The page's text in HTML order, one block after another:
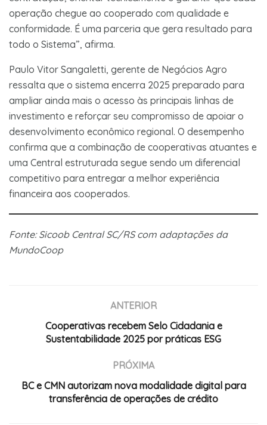
operação chegue ao cooperado com qualidade e
conformidade. É uma parceria que gera resultado para
todo o Sistema”, afirma.
Paulo Vitor Sangaletti, gerente de Negócios Agro
ressalta que o sistema encerra 2025 preparado para
ampliar ainda mais o acesso às principais linhas de
investimento e reforçar seu compromisso de apoiar o
desenvolvimento econômico regional. O desempenho
confirma que a combinação de cooperativas atuantes e
uma Central estruturada segue sendo um diferencial
competitivo para entregar a melhor experiência
financeira aos cooperados.
Fonte: Sicoob Central SC/RS com adaptações da
MundoCoop
ANTERIOR
Cooperativas recebem Selo Cidadania e
Sustentabilidade 2025 por práticas ESG
PRÓXIMA
BC e CMN autorizam nova modalidade digital para
transferência de operações de crédito